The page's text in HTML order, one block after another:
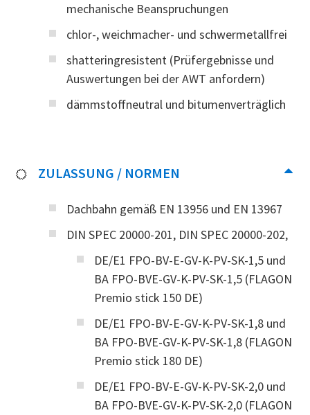
mechanische Beanspruchungen
chlor-, weichmacher- und schwermetallfrei
shatteringresistent (Prüfergebnisse und
Auswertungen bei der AWT anfordern)
dämmstoffneutral und bitumenverträglich
ZULASSUNG / NORMEN
Dachbahn gemäß EN 13956 und EN 13967
DIN SPEC 20000-201, DIN SPEC 20000-202,
DE/E1 FPO-BV-E-GV-K-PV-SK-1,5 und
BA FPO-BVE-GV-K-PV-SK-1,5 (FLAGON
Premio stick 150 DE)
DE/E1 FPO-BV-E-GV-K-PV-SK-1,8 und
BA FPO-BVE-GV-K-PV-SK-1,8 (FLAGON
Premio stick 180 DE)
DE/E1 FPO-BV-E-GV-K-PV-SK-2,0 und
BA FPO-BVE-GV-K-PV-SK-2,0 (FLAGON